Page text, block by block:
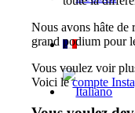
Nous avons hâte de
grand podium pour
Vous voulez voir
Voici lecompte